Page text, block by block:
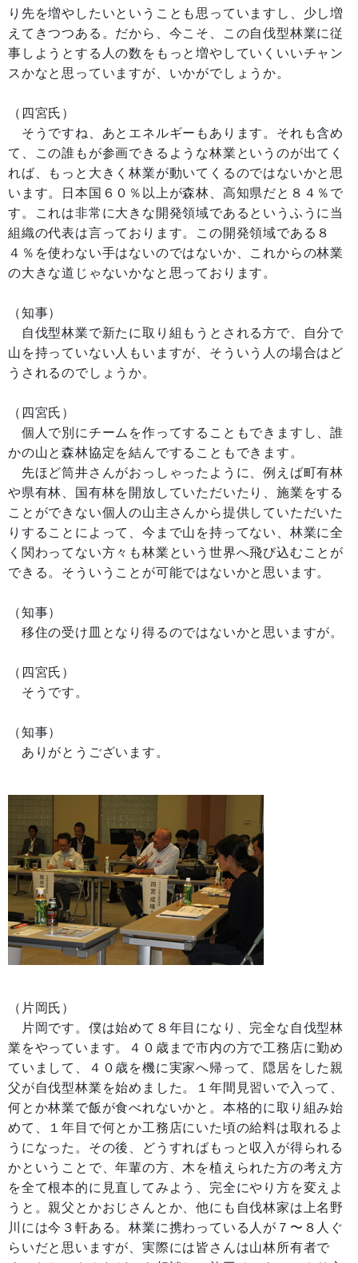
り先を増やしたいということも思っていますし、少し増
えてきつつある。だから、今こそ、この自伐型林業に従
事しようとする人の数をもっと増やしていくいいチャン
スかなと思っていますが、いかがでしょうか。
（四宮氏）
そうですね、あとエネルギーもあります。それも含め
て、この誰もが参画できるような林業というのが出てく
れば、もっと大きく林業が動いてくるのではないかと思
います。日本国６０％以上が森林、高知県だと８４％で
す。これは非常に大きな開発領域であるというふうに当
組織の代表は言っております。この開発領域である８
４％を使わない手はないのではないか、これからの林業
の大きな道じゃないかなと思っております。
（知事）
自伐型林業で新たに取り組もうとされる方で、自分で
山を持っていない人もいますが、そういう人の場合はど
うされるのでしょうか。
（四宮氏）
個人で別にチームを作ってすることもできますし、誰
かの山と森林協定を結んですることもできます。
先ほど筒井さんがおっしゃったように、例えば町有林
や県有林、国有林を開放していただいたり、施業をする
ことができない個人の山主さんから提供していただいた
りすることによって、今まで山を持ってない、林業に全
く関わってない方々も林業という世界へ飛び込むことが
できる。そういうことが可能ではないかと思います。
（知事）
移住の受け皿となり得るのではないかと思いますが。
（四宮氏）
そうです。
（知事）
ありがとうございます。
（片岡氏）
片岡です。僕は始めて８年目になり、完全な自伐型林
業をやっています。４０歳まで市内の方で工務店に勤め
ていまして、４０歳を機に実家へ帰って、隠居をした親
父が自伐型林業を始めました。１年間見習いで入って、
何とか林業で飯が食べれないかと。本格的に取り組み始
めて、１年目で何とか工務店にいた頃の給料は取れるよ
うになった。その後、どうすればもっと収入が得られる
かということで、年輩の方、木を植えられた方の考え方
を全て根本的に見直してみよう、完全にやり方を変えよ
うと。親父とかおじさんとか、他にも自伐林家は上名野
川には今３軒ある。林業に携わっている人が７〜８人ぐ
らいだと思いますが、実際には皆さんは山林所有者で